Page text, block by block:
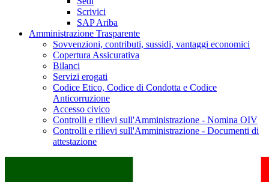
Scrivici
SAP Ariba
Amministrazione Trasparente
Sovvenzioni, contributi, sussidi, vantaggi economici
Copertura Assicurativa
Bilanci
Servizi erogati
Codice Etico, Codice di Condotta e Codice
Anticorruzione
Accesso civico
Controlli e rilievi sull'Amministrazione - Nomina OIV
Controlli e rilievi sull'Amministrazione - Documenti di
attestazione